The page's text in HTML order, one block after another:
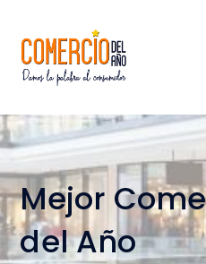
Mejor
del Año